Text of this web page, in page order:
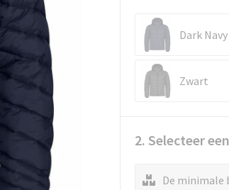
Dark Navy
Zwart
2. Selecteer
De minimale